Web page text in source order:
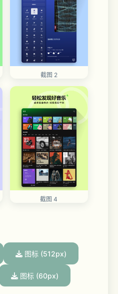
截图 2
截图 4
图标 (512px)
图标 (60px)